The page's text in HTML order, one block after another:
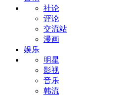
社论
评论
交流站
漫画
娱乐
明星
影视
音乐
韩流